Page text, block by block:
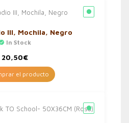
III, Mochila, Negro
In Stock
20,50€
el producto